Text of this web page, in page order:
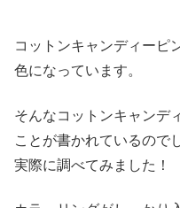
コットンキャンディーピ
色になっています。
そんなコットンキャンデ
ことが書かれているので
実際に調べてみました！